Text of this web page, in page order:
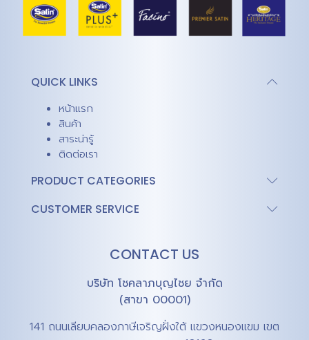
QUICK LINKS
หน้าแรก
สินค้า
สาระน่ารู้
ติดต่อเรา
PRODUCT CATEGORIES
CUSTOMER SERVICE
CONTACT US
บริษัท โชคลาภบุญไชย จำกัด
(สาขา 00001)
141 ถนนเลียบคลองภาษีเจริญฝั่งใต้ แขวงหนองแขม เขต